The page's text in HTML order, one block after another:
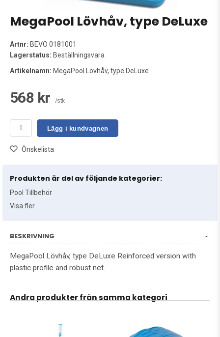
MegaPool Lövhåv, type DeLuxe
Artnr: BEVO 0181001
Lagerstatus: Beställningsvara
Artikelnamn: MegaPool Lövhåv, type DeLuxe
568 kr /stk
Lägg i kundvagnen
Önskelista
Produkten är del av följande kategorier:
Pool Tillbehör
Visa fler
BESKRIVNING
MegaPool Lövhåv, type DeLuxe Reinforced version with
plastic profile and robust net.
Andra produkter från samma kategori